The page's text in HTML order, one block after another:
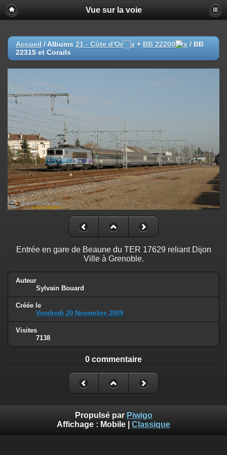
Vue sur la voie
Accueil / Albums 21 - Côte d'Or + BB 22200 / BB
22315 et Corails
Entrée en gare de Beaune du TER 17629 reliant Dijon
Ville à Grenoble.
Auteur
Sylvain Bouard
Créée le
Vendredi 20 Novembre 2009
Visites
7138
0 commentaire
Propulsé par Piwigo
Affichage : Mobile Classique